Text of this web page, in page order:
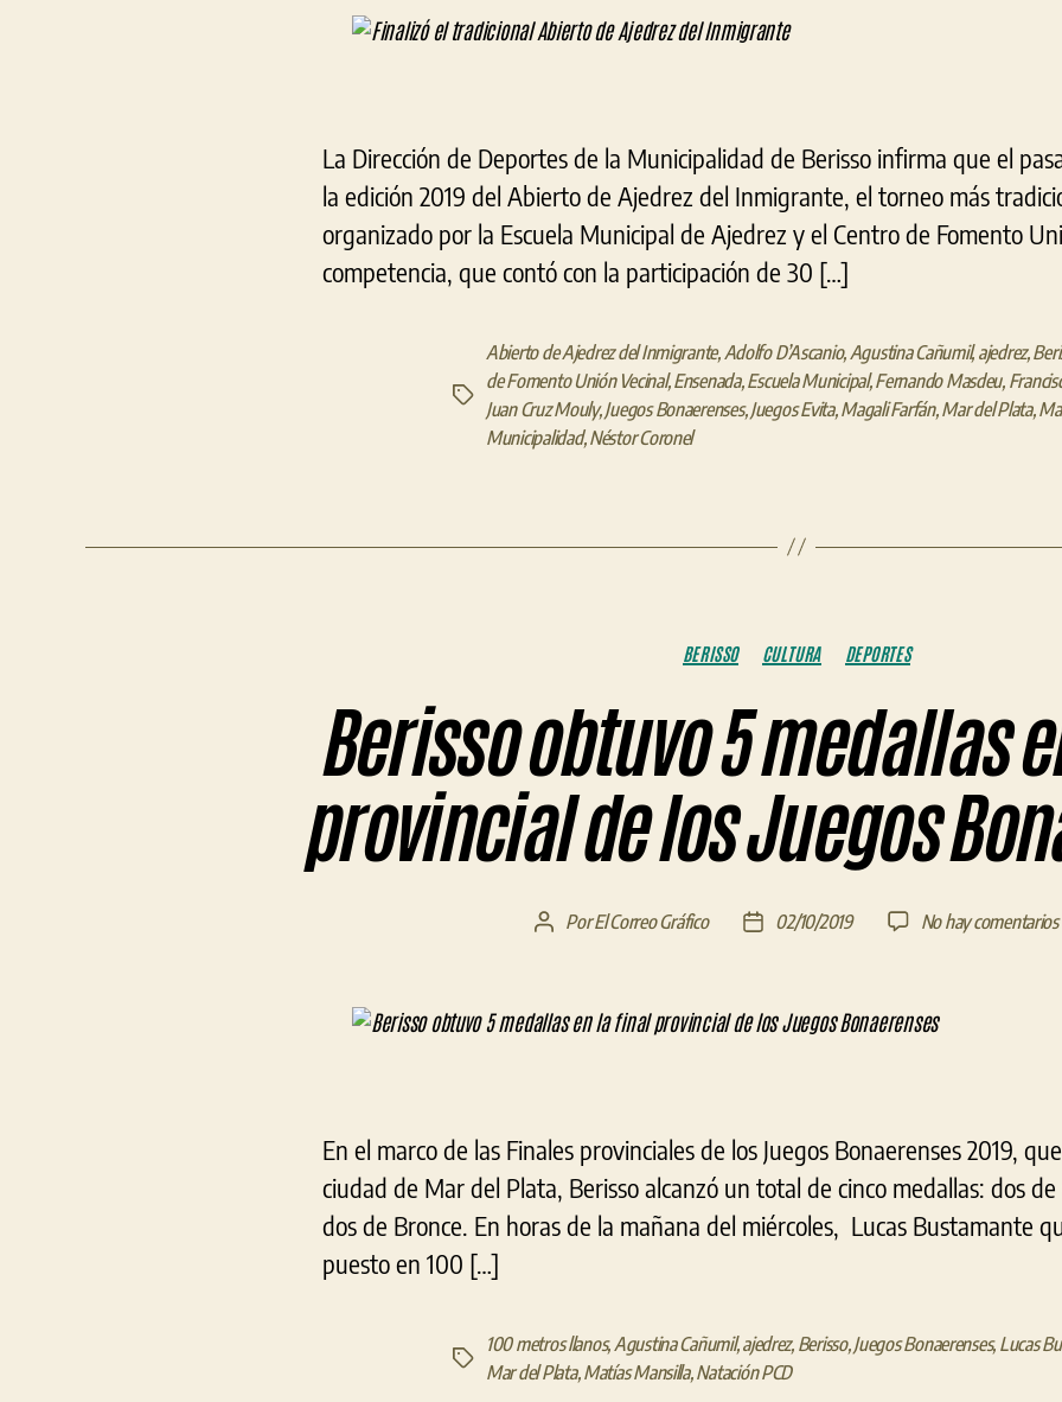
entrada
entrada
La Dirección de Deportes de la Municipalidad de Berisso infirma que el
la edición 2019 del Abierto de Ajedrez del Inmigrante, el torneo más
organizado por la Escuela Municipal de Ajedrez y el Centro de Fomento
competencia, que contó con la participación de 30 […]
Etiquetas
Abierto de Ajedrez del Inmigrante, Adolfo D’Ascanio, Agustina Cañumil,ajedrez,
de Fomento Unión Vecinal,Ensenada,Escuela Municipal,Fernando Masdeu,
Juan Cruz Mouly,Juegos Bonaerenses,Juegos Evita,Magali Farfán,Mar del Plata,
Municipalidad,Néstor Coronel
Categorías
BERISSO CULTURA DEPORTES
Berisso obtuvo 5 medallas
provincial de los Juegos
Autor
entrada
PorEl Correo Gráfico
Fecha
entrada
02/10/2019 No hay comentariosen
En el marco de las Finales provinciales de los Juegos Bonaerenses 2019,
ciudad de Mar del Plata, Berisso alcanzó un total de cinco medallas: dos
dos de Bronce. En horas de la mañana del miércoles, Lucas Bustamante
puesto en 100 […]
Etiquetas
100 metros llanos,Agustina Cañumil,ajedrez, Berisso,Juegos Bonaerenses, Lucas
Mar del Plata,Matías Mansilla,Natación PCD